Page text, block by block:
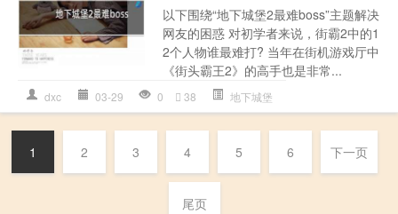
以下围绕“地下城堡2最难boss”主题解决
网友的困惑 对初学者来说，街霸2中的1
2个人物谁最难打? 当年在街机游戏厅中
《街头霸王2》的高手也是非常...
dxc 03-29 0 38 地下城堡
1 2 3 4 5 6 下一页
尾页